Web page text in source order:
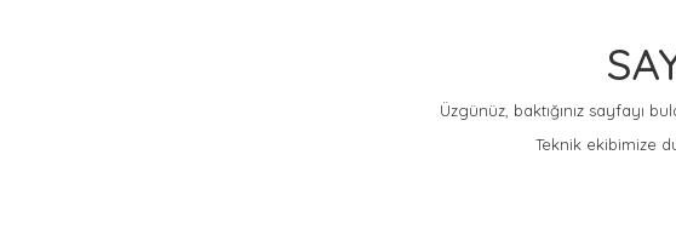
Üzgünüz, baktığınız sayfayı
Teknik ekibimize